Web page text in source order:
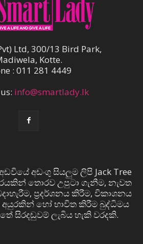
Ltd, 300/13 Bird Park,
Kotte.
: 011 281 4449
info@smartlady.lk
අඩංගු සියලුම ලිපි Jack Tree
තොරව උපුටා ගැනීම, නැවත
ප්‍රදර්ශනය කිරීම, විකාශනය
හෝ භාවිත කිරීම බුද්ධිමය
සිරදඬුවම් ලැබිය හැකි වරදකි.